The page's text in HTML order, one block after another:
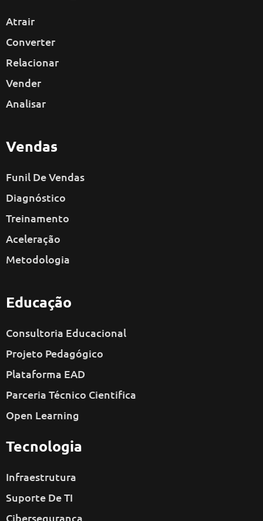
Atrair
Converter
Relacionar
Vender
Analisar
Vendas
Funil De Vendas
Diagnóstico
Treinamento
Aceleração
Metodologia
Educação
Consultoria Educacional
Projeto Pedagógico
Plataforma EAD
Parceria Técnico Cientifica
Open Learning
Tecnologia
Infraestrutura
Suporte De TI
Cibersegurança